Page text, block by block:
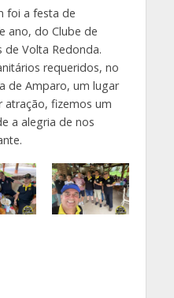
foi a festa de
ano, do Clube de
Volta Redonda.
requeridos, no
de Amparo, um lugar
atração, fizemos um
a alegria de nos